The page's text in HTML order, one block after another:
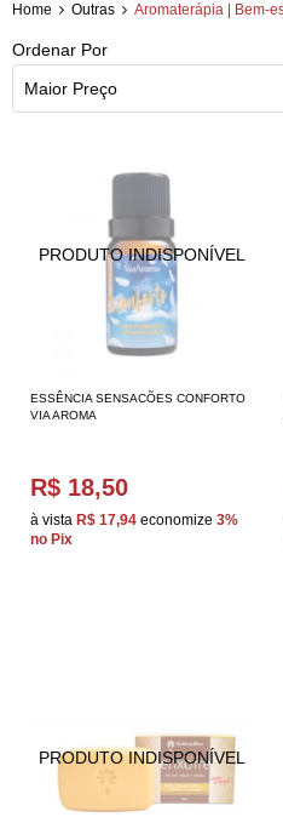
Home Outras Aromaterápia | Bem-
Ordenar Por
Maior Preço
ESSÊNCIA SENSACÕES CONFORTO
VIA AROMA
R$ 18,50
à vista R$ 17,94 economize 3%
no Pix